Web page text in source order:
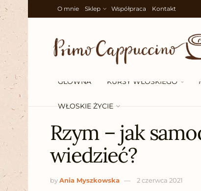
O mnie Sklep Współpraca Kontakt
GŁÓWNA KURSY WŁOSKIEGO
WŁOSKIE ŻYCIE
Rzym – jak
wiedzieć?
byAnia Myszkowska 2 czerwca 2021